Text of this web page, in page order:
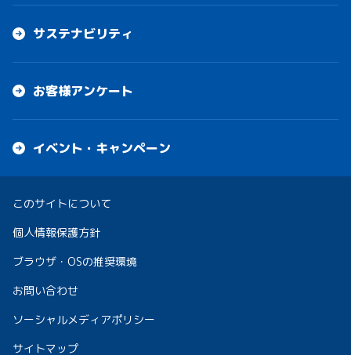
サステナビリティ
お客様アンケート
イベント・キャンペーン
このサイトについて
個人情報保護方針
ブラウザ・OSの推奨環境
お問い合わせ
ソーシャルメディアポリシー
サイトマップ